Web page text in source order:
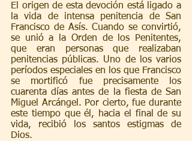
El origen de esta devoción está ligado a
la vida de intensa penitencia de San
Francisco de Asís. Cuando se convirtió,
se unió a la Orden de los Penitentes,
que eran personas que realizaban
penitencias públicas. Uno de los varios
períodos especiales en los que Francisco
se mortificó fue precisamente los
cuarenta días antes de la fiesta de San
Miguel Arcángel. Por cierto, fue durante
este tiempo que él, hacia el final de su
vida, recibió los santos estigmas de
Dios.